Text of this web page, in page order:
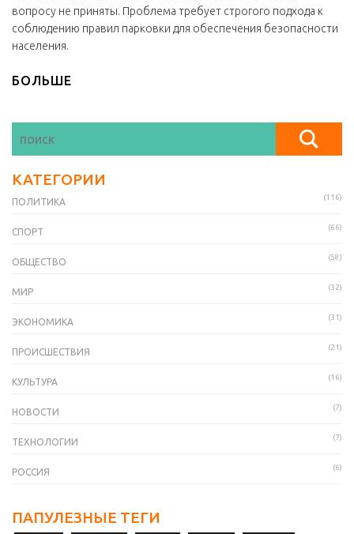
вопросу не приняты. Проблема требует строгого подхода к
соблюдению правил парковки для обеспечения безопасности
населения.
БОЛЬШЕ
КАТЕГОРИИ
ПОЛИТИКА (116)
СПОРТ (66)
ОБЩЕСТВО (58)
МИР (32)
ЭКОНОМИКА (31)
ПРОИСШЕСТВИЯ (21)
КУЛЬТУРА (16)
НОВОСТИ (7)
ТЕХНОЛОГИИ (7)
РОССИЯ (6)
ПАПУЛЕЗНЫЕ ТЕГИ